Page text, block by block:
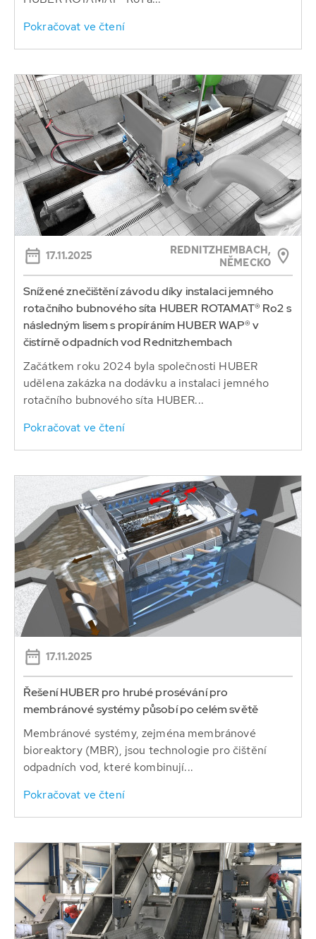
Pokračovat ve čtení
17.11.2025
REDNITZHEMBACH,
NĚMECKO
Snížené znečištění závodu díky instalaci jemného
rotačního bubnového síta HUBER ROTAMAT® Ro2 s
následným lisem s propíráním HUBER WAP® v
čistírně odpadních vod Rednitzhembach
Začátkem roku 2024 byla společnosti HUBER
udělena zakázka na dodávku a instalaci jemného
rotačního bubnového síta HUBER...
Pokračovat ve čtení
17.11.2025
Řešení HUBER pro hrubé prosévání pro
membránové systémy působí po celém světě
Membránové systémy, zejména membránové
bioreaktory (MBR), jsou technologie pro čištění
odpadních vod, které kombinují...
Pokračovat ve čtení